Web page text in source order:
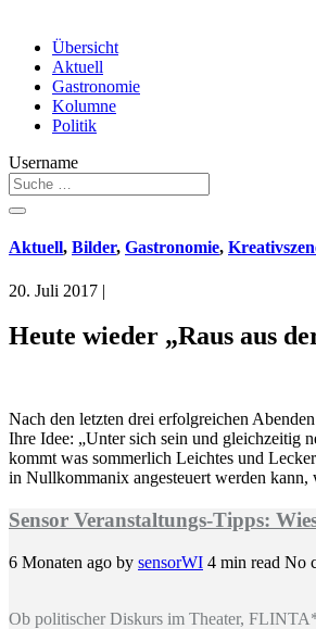
Übersicht
Aktuell
Gastronomie
Kolumne
Politik
Username
Aktuell, Bilder, Gastronomie,
20. Juli 2017 |
Heute wieder „Raus aus
Nach den letzten drei erfolgreichen
Ihre Idee: „Unter sich sein und gleichzeitig
kommt was sommerlich Leichtes und
in Nullkommanix angesteuert werden kann,
Sensor Veranstaltungs-Tipps:
6 Monaten ago by sensorWI 4 min read No
Ob politischer Diskurs im Theater,